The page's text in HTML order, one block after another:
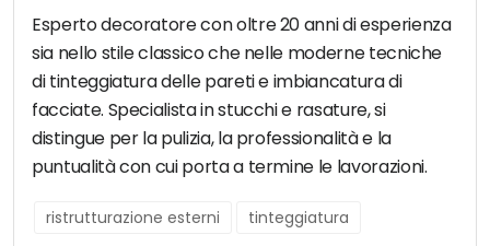
Esperto decoratore con oltre 20 anni di esperienza
sia nello stile classico che nelle moderne tecniche
di tinteggiatura delle pareti e imbiancatura di
facciate. Specialista in stucchi e rasature, si
distingue per la pulizia, la professionalità e la
puntualità con cui porta a termine le lavorazioni.
ristrutturazione esterni tinteggiatura